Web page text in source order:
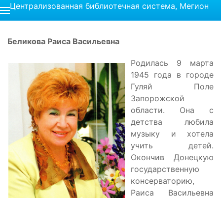
Централизованная библиотечная система, Мегион
Беликова Раиса Васильевна
Родилась 9 марта
1945 года в городе
Гуляй Поле
Запорожской
области. Она с
детства любила
музыку и хотела
учить детей.
Окончив Донецкую
государственную
консерваторию,
Раиса Васильевна